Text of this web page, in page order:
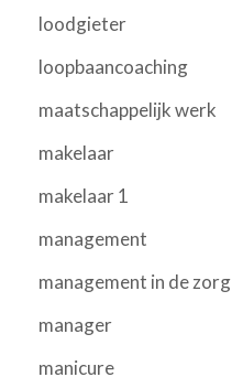
loodgieter
loopbaancoaching
maatschappelijk werk
makelaar
makelaar 1
management
management in de zorg
manager
manicure